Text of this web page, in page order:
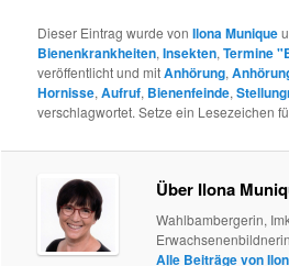
Dieser Eintrag wurde vonIlona Munique
Bienenkrankheiten,Insekten,Termine
veröffentlicht und mitAnhörung,
Hornisse,Aufruf, Bienenfeinde,
verschlagwortet. Setze ein Lesezeichen
Über Ilona
Wahlbambergerin,
Erwachsenenbildnerin
Alle Beiträge von